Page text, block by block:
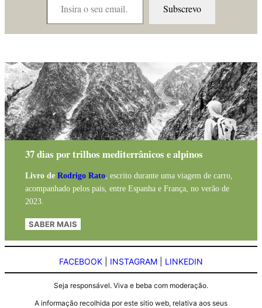
Subscrevo
37 dias por trilhos mediterrânicos e alpinos
Livro de Rodrigo Rato, escrito durante uma viagem de carro,
acompanhado pelos pais, entre Espanha e França, no verão de
2023.
SABER MAIS
FACEBOOK INSTAGRAM LINKEDIN
Seja responsável. Viva e beba com moderação.
A informação recolhida por este sitio web, relativa aos seus